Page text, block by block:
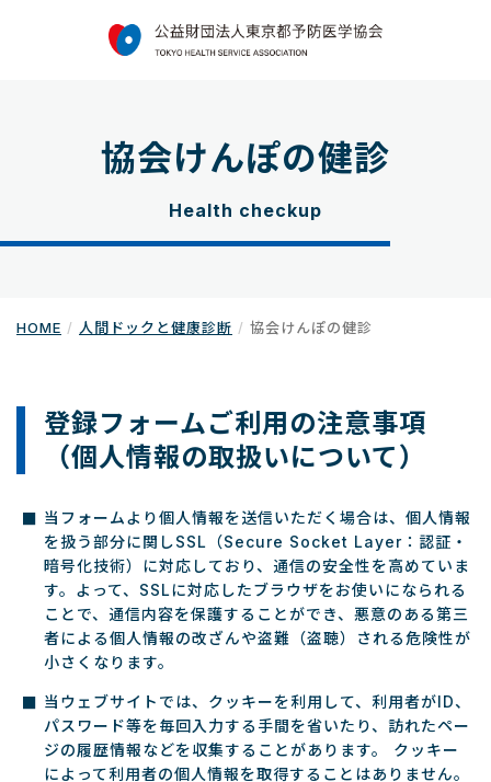
協会けんぽの健診
Health checkup
HOME 人間ドックと健康診断 協会けんぽの健診
登録フォームご利用の注意事項
（個人情報の取扱いについて）
当フォームより個人情報を送信いただく場合は、個人情報
を扱う部分に関しSSL（Secure Socket Layer：認証・
暗号化技術）に対応しており、通信の安全性を高めていま
す。よって、SSLに対応したブラウザをお使いになられる
ことで、通信内容を保護することができ、悪意のある第三
者による個人情報の改ざんや盗難（盗聴）される危険性が
小さくなります。
当ウェブサイトでは、クッキーを利用して、利用者がID、
パスワード等を毎回入力する手間を省いたり、訪れたペー
ジの履歴情報などを収集することがあります。 クッキー
によって利用者の個人情報を取得することはありません。